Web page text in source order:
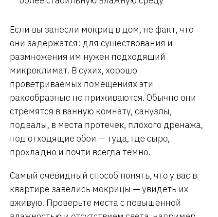
Если вы занесли мокриц в дом, не факт, что
они задержатся: для существования и
размножения им нужен подходящий
микроклимат. В сухих, хорошо
проветриваемых помещениях эти
ракообразные не приживаются. Обычно они
стремятся в ванную комнату, санузлы,
подвалы, в места протечек, плохого дренажа,
под отходящие обои — туда, где сыро,
прохладно и почти всегда темно.
Самый очевидный способ понять, что у вас в
квартире завелись мокрицы — увидеть их
вживую. Проверьте места с повышенной